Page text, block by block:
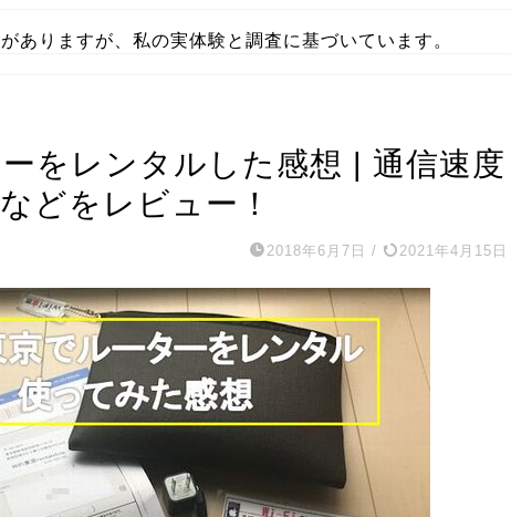
ありますが、私の実体験と調査に基づいています。
をレンタルした感想 | 通信速度
どをレビュー！
2018年6月7日 / 2021年4月15日